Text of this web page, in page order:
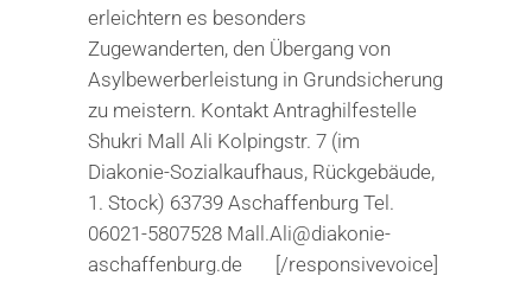
erleichtern es besonders
Zugewanderten, den Übergang von
Asylbewerberleistung in Grundsicherung
zu meistern. Kontakt Antraghilfestelle
Shukri Mall Ali Kolpingstr. 7 (im
Diakonie-Sozialkaufhaus, Rückgebäude,
1. Stock) 63739 Aschaffenburg Tel.
06021-5807528 Mall.Ali@diakonie-
aschaffenburg.de [/responsivevoice]